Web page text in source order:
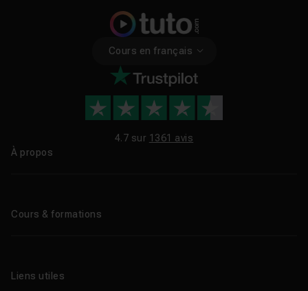
Cours en français
4.7 sur 1361 avis
À propos
Cours & formations
Formations certifiantes
Liens utiles